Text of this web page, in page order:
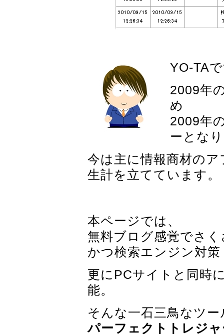
YO-TA
2009年
め
2009年
ーとな
今は主に情報商材の
生計を立てています。
本ページでは、
無料ブログ感覚でさ
かつ検索エンジン対
更にPCサイトと同時
能。
そんな一石三鳥なツー
パーフェクトトレジ